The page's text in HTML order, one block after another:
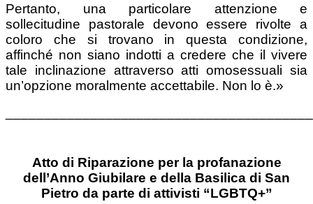
Pertanto, una particolare attenzione e
sollecitudine pastorale devono essere rivolte a
coloro che si trovano in questa condizione,
affinché non siano indotti a credere che il vivere
tale inclinazione attraverso atti omosessuali sia
un’opzione moralmente accettabile. Non lo è.»
Atto di Riparazione per la profanazione
dell’Anno Giubilare e della Basilica di San
Pietro da parte di attivisti “LGBTQ+”